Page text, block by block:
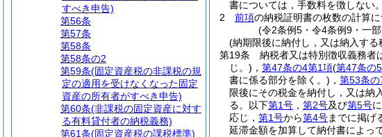
書については，手数料を徴しない。
2
前項の納税証明書の枚数の計算
(令2条例5・令4条例9・一
(納期限後に納付し，又は納入す
第19条
納税者又は特別徴収義務者
じ。) ， 第47条の4第1項(第47条の
書に係る部分を除く。) ， 第53条の
限後にその税金を納付し，又は納
る。以下第1号 ， 第2号及び第5号
応じ， 第1号から第4号までに掲げ
延滞金額を加算して納付書によっ
すべき申告)
第56条
第57条
第58条
第58条の2
第59条(固定資産税の非課税の規
定の適用を受けなくなった固定
資産の所有者がすべき申告)
第60条(非課税の固定資産に対す
る有料貸付者の納税義務)
第61条(固定資産税の課税標準)